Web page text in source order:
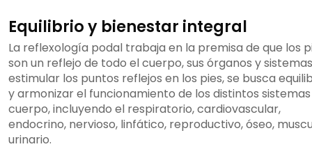
Equilibrio y bienestar integral
La reflexología podal trabaja en la premisa de que los
son un reflejo de todo el cuerpo, sus órganos y
estimular los puntos reflejos en los pies, se busca
y armonizar el funcionamiento de los distintos
cuerpo, incluyendo el respiratorio, cardiovascular,
endocrino, nervioso, linfático, reproductivo, óseo,
urinario.